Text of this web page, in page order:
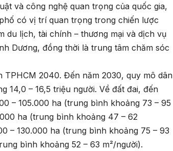
và công nghệ quan trọng của quốc gia,
có vị trí quan trọng trong chiến lược
du lịch, tài chính – thương mại và dịch vụ
Dương, đồng thời là trung tâm chăm sóc
2040. Đến năm 2030, quy mô dân
14,0 – 16,5 triệu người. Về đất đai, đến
– 105.000 ha (trung bình khoảng 73 – 95
ha (trung bình khoảng 47 – 62
– 130.000 ha (trung bình khoảng 75 – 93
bình khoảng 52 – 63 m²/người).